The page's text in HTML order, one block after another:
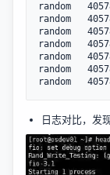
random
random
random
random
random
random
日志对比，发